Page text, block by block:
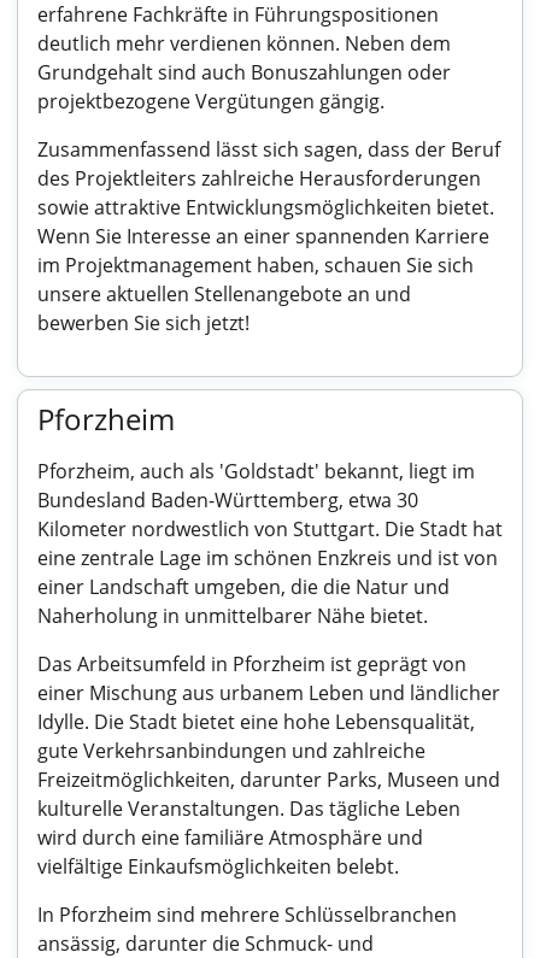
erfahrene Fachkräfte in Führungspositionen
deutlich mehr verdienen können. Neben dem
Grundgehalt sind auch Bonuszahlungen oder
projektbezogene Vergütungen gängig.
Zusammenfassend lässt sich sagen, dass der Beruf
des Projektleiters zahlreiche Herausforderungen
sowie attraktive Entwicklungsmöglichkeiten bietet.
Wenn Sie Interesse an einer spannenden Karriere
im Projektmanagement haben, schauen Sie sich
unsere aktuellen Stellenangebote an und
bewerben Sie sich jetzt!
Pforzheim
Pforzheim, auch als 'Goldstadt' bekannt, liegt im
Bundesland Baden-Württemberg, etwa 30
Kilometer nordwestlich von Stuttgart. Die Stadt hat
eine zentrale Lage im schönen Enzkreis und ist von
einer Landschaft umgeben, die die Natur und
Naherholung in unmittelbarer Nähe bietet.
Das Arbeitsumfeld in Pforzheim ist geprägt von
einer Mischung aus urbanem Leben und ländlicher
Idylle. Die Stadt bietet eine hohe Lebensqualität,
gute Verkehrsanbindungen und zahlreiche
Freizeitmöglichkeiten, darunter Parks, Museen und
kulturelle Veranstaltungen. Das tägliche Leben
wird durch eine familiäre Atmosphäre und
vielfältige Einkaufsmöglichkeiten belebt.
In Pforzheim sind mehrere Schlüsselbranchen
ansässig, darunter die Schmuck- und